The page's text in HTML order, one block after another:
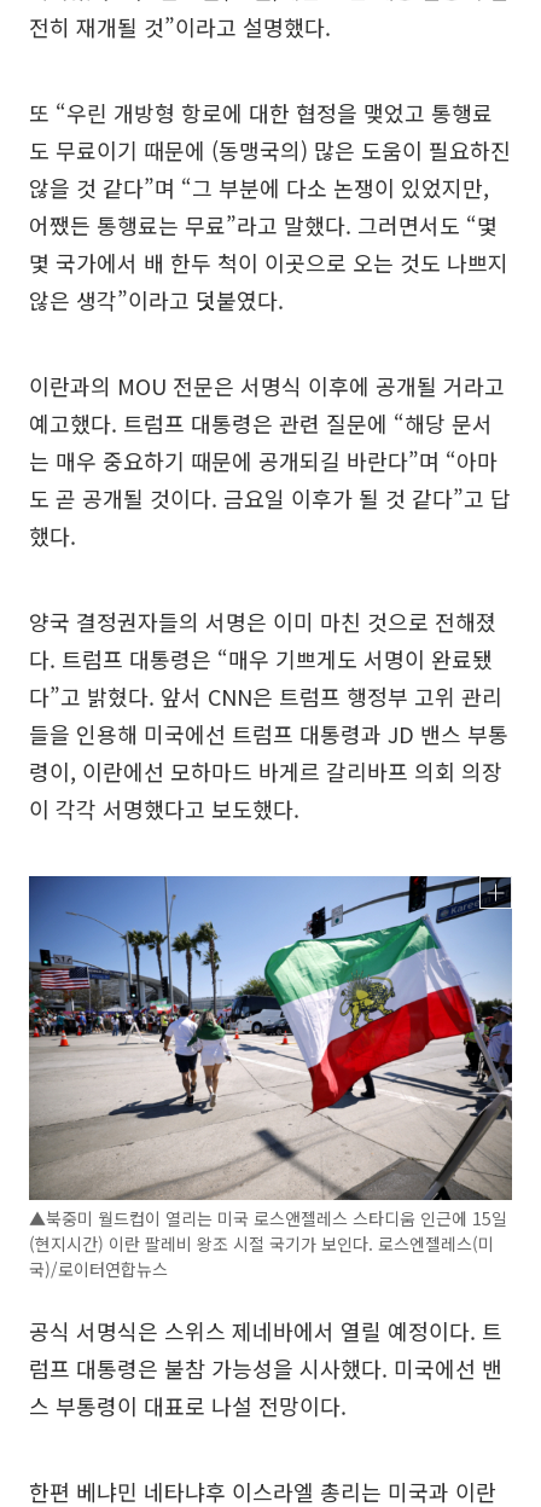
전히 재개될 것”이라고 설명했다.
또 “우린 개방형 항로에 대한 협정을 맺었고 통행료
도 무료이기 때문에 (동맹국의) 많은 도움이 필요하진
않을 것 같다”며 “그 부분에 다소 논쟁이 있었지만,
어쨌든 통행료는 무료”라고 말했다. 그러면서도 “몇
몇 국가에서 배 한두 척이 이곳으로 오는 것도 나쁘지
않은 생각”이라고 덧붙였다.
이란과의 MOU 전문은 서명식 이후에 공개될 거라고
예고했다. 트럼프 대통령은 관련 질문에 “해당 문서
는 매우 중요하기 때문에 공개되길 바란다”며 “아마
도 곧 공개될 것이다. 금요일 이후가 될 것 같다”고 답
했다.
양국 결정권자들의 서명은 이미 마친 것으로 전해졌
다. 트럼프 대통령은 “매우 기쁘게도 서명이 완료됐
다”고 밝혔다. 앞서 CNN은 트럼프 행정부 고위 관리
들을 인용해 미국에선 트럼프 대통령과 JD 밴스 부통
령이, 이란에선 모하마드 바게르 갈리바프 의회 의장
이 각각 서명했다고 보도했다.
▲북중미 월드컵이 열리는 미국 로스앤젤레스 스타디움 인근에 15일
(현지시간) 이란 팔레비 왕조 시절 국기가 보인다. 로스엔젤레스(미
국)/로이터연합뉴스
공식 서명식은 스위스 제네바에서 열릴 예정이다. 트
럼프 대통령은 불참 가능성을 시사했다. 미국에선 밴
스 부통령이 대표로 나설 전망이다.
한편 베냐민 네타냐후 이스라엘 총리는 미국과 이란